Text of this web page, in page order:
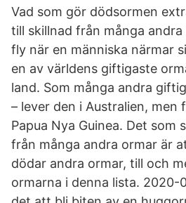
Vad som gör dödsormen
till skillnad från många
fly när en människa närmar
en av världens giftigaste
land. Som många andra
– lever den i Australien, men
Papua Nya Guinea. Det som
från många andra ormar är
dödar andra ormar, till och
ormarna i denna lista. 2020-